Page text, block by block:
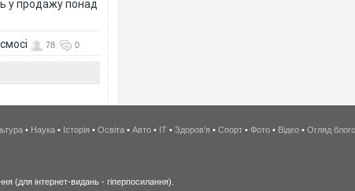
у продажу понад
78 0
• Наука • Історія • Освіта • Авто • IT • Здоров'я • Спорт • Фото • Відео • Огляд
(для інтернет-видань - гіперпосилання).